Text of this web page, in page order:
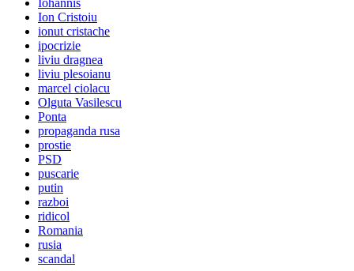
Iohannis
Ion Cristoiu
ionut cristache
ipocrizie
liviu dragnea
liviu plesoianu
marcel ciolacu
Olguta Vasilescu
Ponta
propaganda rusa
prostie
PSD
puscarie
putin
razboi
ridicol
Romania
rusia
scandal